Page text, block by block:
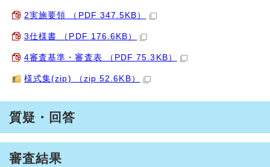
2実施要領 （PDF 347.5KB）
3仕様書 （PDF 176.6KB）
4審査基準・審査表 （PDF 75.3KB）
様式集(zip) （zip 52.6KB）
質疑・回答
審査結果